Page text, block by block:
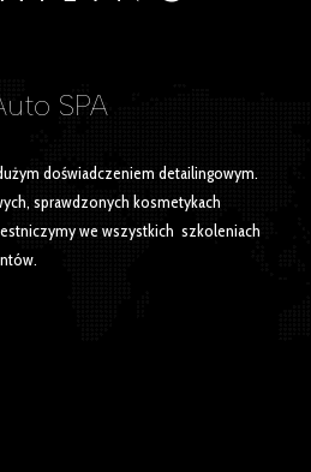
SPA
doświadczeniem detailingowym.
sprawdzonych kosmetykach
we wszystkich szkoleniach